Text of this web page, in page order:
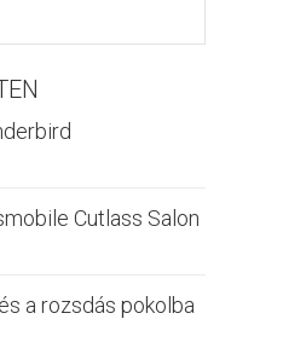
Cutlass Salon
a rozsdás pokolba